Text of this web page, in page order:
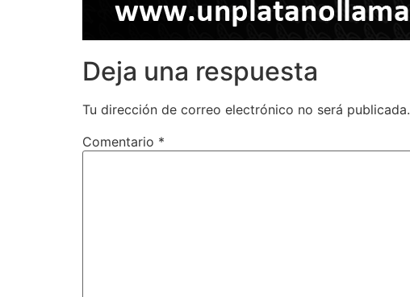
Deja una respuesta
Tu dirección de correo electrónico no será publicada.
Comentario *